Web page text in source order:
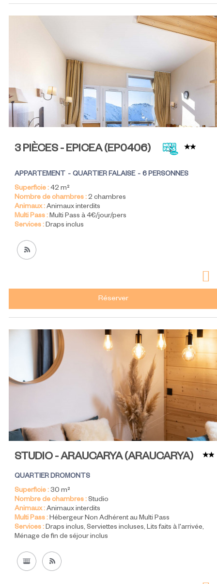
3 PIÈCES - EPICEA(EP0406)
APPARTEMENT QUARTIER FALAISE
6 PERSONNES
Superficie :42 m²
Nombre de chambres :2 chambres
Animaux :Animaux interdits
Multi Pass :Multi Pass à 4€/jour/pers
Services :Draps inclus
Réserver
STUDIO - ARAUCARYA(ARAUCARYA)
QUARTIER DROMONTS
Superficie :30 m²
Nombre de chambres :Studio
Animaux :Animaux interdits
Multi Pass :Hébergeur Non Adhérent au Multi Pass
Services :Draps inclus Serviettes incluses Lits faits à l'arrivée
Ménage de fin de séjour inclus